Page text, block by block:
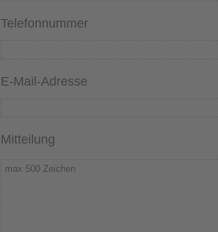
Telefonnummer
E-Mail-Adresse
Mitteilung